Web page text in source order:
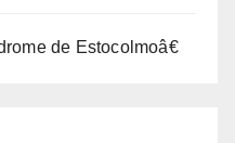
de Estocolmoâ€